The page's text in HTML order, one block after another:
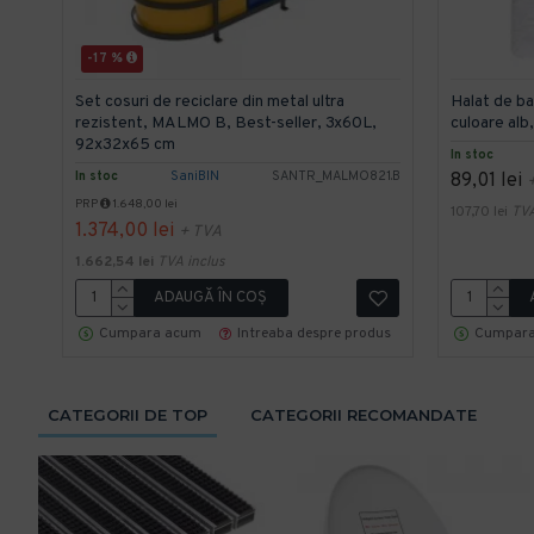
-17 %
In stoc SaniBIN SANTR_MALMO821.B
Set cosuri de reciclare din metal ultra
rezistent, MALMO B, Best-seller, 3x60L,
92x32x65 cm
PRP 1.648,00 lei
1.374,00 lei + TVA
1.662,54 lei TVA inclus
ADAUGĂ ÎN COŞ
Cumpara acum
Intreaba despre produs
In stoc
Halat de
culoare
89,01 lei
107,70 lei
CATEGORII DE TOP CATEGORII RECOMANDATE